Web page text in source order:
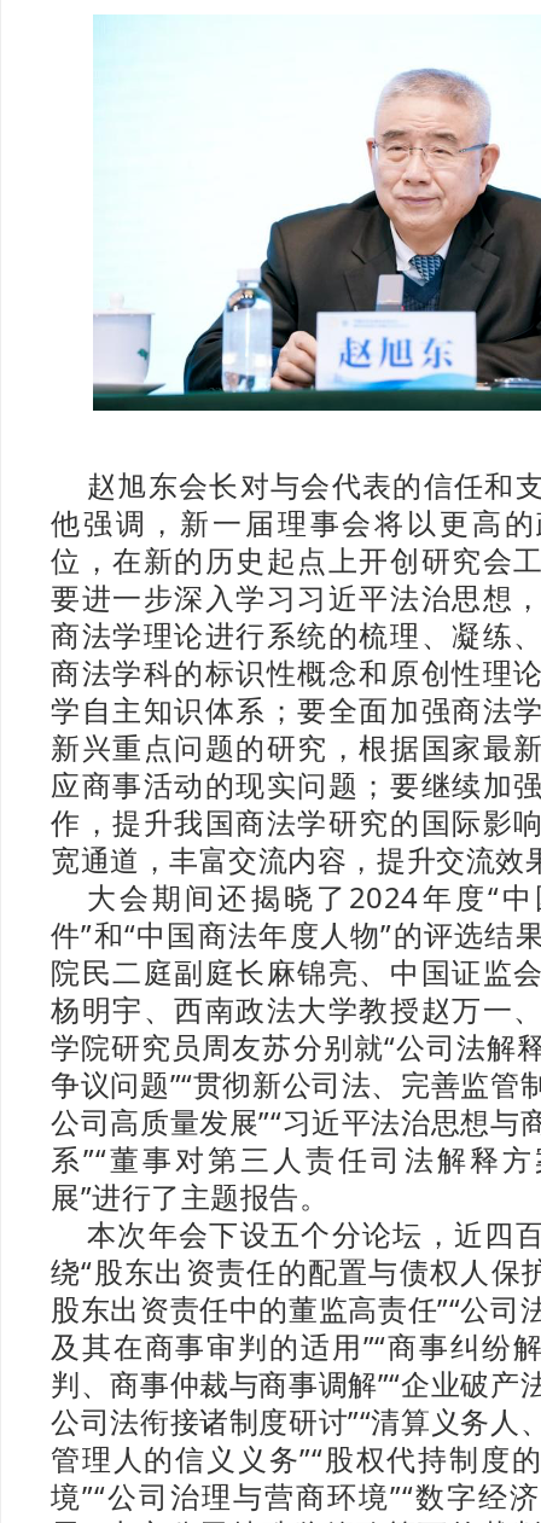
赵旭东会长对与会代表的信任和
他强调，新一届理事会将以更高
位，在新的历史起点上开创研究会
要进一步深入学习习近平法治思想
商法学理论进行系统的梳理、凝练
商法学科的标识性概念和原创性理
学自主知识体系；要全面加强商法
新兴重点问题的研究，根据国家最
应商事活动的现实问题；要继续加
作，提升我国商法学研究的国际影
宽通道，丰富交流内容，提升交流效
大会期间还揭晓了2024年度“
件”和“中国商法年度人物”的评选结
院民二庭副庭长麻锦亮、中国证监
杨明宇、西南政法大学教授赵万一
学院研究员周友苏分别就“公司法解
争议问题”“贯彻新公司法、完善监管
公司高质量发展”“习近平法治思想与
系”“董事对第三人责任司法解释
展”进行了主题报告。
本次年会下设五个分论坛，近四
绕“股东出资责任的配置与债权人保
股东出资责任中的董监高责任”“公司
及其在商事审判的适用”“商事纠
判、商事仲裁与商事调解”“企业破产
公司法衔接诸制度研讨”“清算义务人
管理人的信义义务”“股权代持制度
境”“公司治理与营商环境”“数字经